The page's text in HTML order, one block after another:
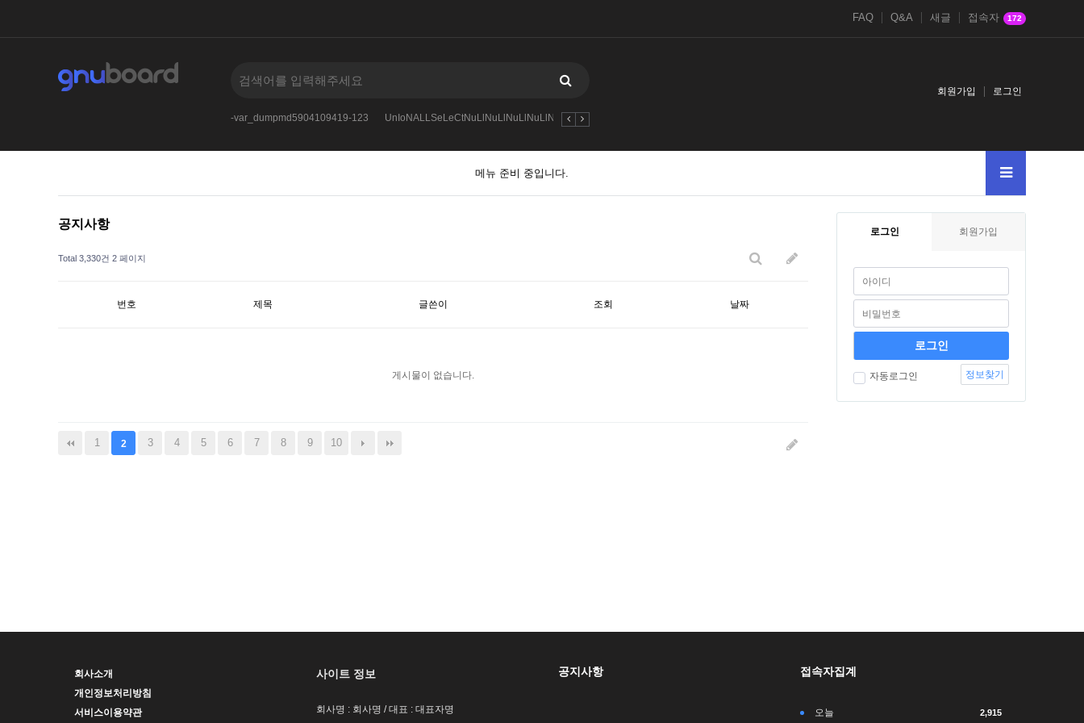
FAQ Q&A 새글 접속자 172
-var_dumpmd5904109419-123 UnIoNALLSeLeCtNuLlNuLlNuLlNuLlNuLlNuLlqscan_union_
회원가입 로그인
메뉴 준비 중입니다.
공지사항
Total 3,330건 2 페이지
번호 제목 글쓴이 조회 날짜
게시물이 없습니다.
1 2 3 4 5 6 7 8 9 10
로그인 회원가입
자동로그인 정보찾기
회사소개
개인정보처리방침
서비스이용약관
사이트 정보
회사명 : 회사명 / 대표 : 대표자명
공지사항 접속자집계
오늘 2,915